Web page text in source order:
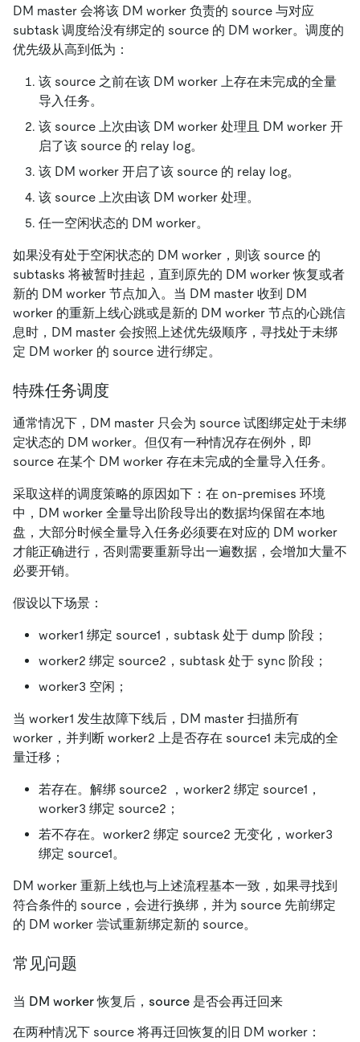
DM master 会将该 DM worker 负责的 source 与对应
subtask 调度给没有绑定的 source 的 DM worker。调度的
优先级从高到低为：
该 source 之前在该 DM worker 上存在未完成的全量
导入任务。
该 source 上次由该 DM worker 处理且 DM worker 开
启了该 source 的 relay log。
该 DM worker 开启了该 source 的 relay log。
该 source 上次由该 DM worker 处理。
任一空闲状态的 DM worker。
如果没有处于空闲状态的 DM worker，则该 source 的
subtasks 将被暂时挂起，直到原先的 DM worker 恢复或者
新的 DM worker 节点加入。当 DM master 收到 DM
worker 的重新上线心跳或是新的 DM worker 节点的心跳信
息时，DM master 会按照上述优先级顺序，寻找处于未绑
定 DM worker 的 source 进行绑定。
特殊任务调度
通常情况下，DM master 只会为 source 试图绑定处于未绑
定状态的 DM worker。但仅有一种情况存在例外，即
source 在某个 DM worker 存在未完成的全量导入任务。
采取这样的调度策略的原因如下：在 on-premises 环境
中，DM worker 全量导出阶段导出的数据均保留在本地
盘，大部分时候全量导入任务必须要在对应的 DM worker
才能正确进行，否则需要重新导出一遍数据，会增加大量不
必要开销。
假设以下场景：
worker1 绑定 source1，subtask 处于 dump 阶段；
worker2 绑定 source2，subtask 处于 sync 阶段；
worker3 空闲；
当 worker1 发生故障下线后，DM master 扫描所有
worker，并判断 worker2 上是否存在 source1 未完成的全
量迁移；
若存在。解绑 source2 ，worker2 绑定 source1，
worker3 绑定 source2；
若不存在。worker2 绑定 source2 无变化，worker3
绑定 source1。
DM worker 重新上线也与上述流程基本一致，如果寻找到
符合条件的 source，会进行换绑，并为 source 先前绑定
的 DM worker 尝试重新绑定新的 source。
常见问题
当 DM worker 恢复后，source 是否会再迁回来
在两种情况下 source 将再迁回恢复的旧 DM worker：